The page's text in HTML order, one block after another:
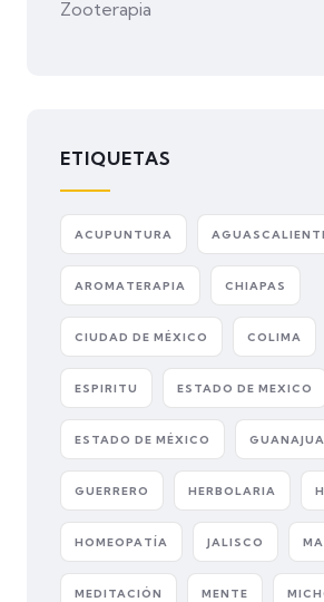
Zooterapia
ETIQUETAS
ACUPUNTURA
AROMATERAPIA CHIAPAS
CIUDAD DE MÉXICO COLIMA
ESPIRITU ESTADO DE MEXICO
ESTADO DE MÉXICO
GUERRERO HERBOLARIA
HOMEOPATÍA JALISCO
MEDITACIÓN MENTE